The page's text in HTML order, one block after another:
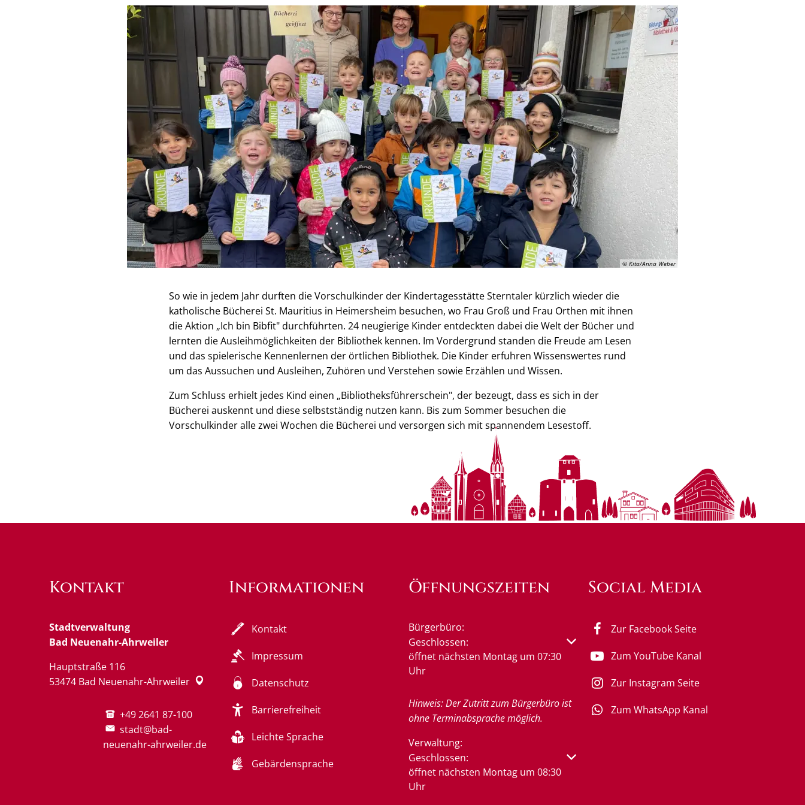
© Kita/Anna Weber
So wie in jedem Jahr durften die Vorschulkinder der Kindertagesstätte Sterntaler kürzlich wieder die
katholische Bücherei St. Mauritius in Heimersheim besuchen, wo Frau Groß und Frau Orthen mit ihnen
die Aktion „Ich bin Bibfit" durchführten. 24 neugierige Kinder entdeckten dabei die Welt der Bücher und
lernten die Ausleihmöglichkeiten der Bibliothek kennen. Im Vordergrund standen die Freude am Lesen
und das spielerische Kennenlernen der örtlichen Bibliothek. Die Kinder erfuhren Wissenswertes rund
um das Aussuchen und Ausleihen, Zuhören und Verstehen sowie Erzählen und Wissen.
Zum Schluss erhielt jedes Kind einen „Bibliotheksführerschein", der bezeugt, dass es sich in der
Bücherei auskennt und diese selbstständig nutzen kann. Bis zum Sommer besuchen die
Vorschulkinder alle zwei Wochen die Bücherei und versorgen sich mit spannendem Lesestoff.
Kontakt
Stadtverwaltung
Bad Neuenahr-Ahrweiler
Hauptstraße 116
53474 Bad Neuenahr-Ahrweiler
+49 2641 87-100
stadt@bad-
neuenahr-ahrweiler.de
Informationen
Kontakt
Impressum
Datenschutz
Barrierefreiheit
Leichte Sprache
Gebärdensprache
Öffnungszeiten
Bürgerbüro:
Klicken, um weitere Öffnungs- oder Schließzeiten auszublenden
Geschlossen:
öffnet nächsten Montag um 07:30
Uhr
Hinweis: Der Zutritt zum Bürgerbüro ist
ohne Terminabsprache möglich.
Verwaltung:
Klicken, um weitere Öffnungs- oder Schließzeiten auszublenden
Geschlossen:
öffnet nächsten Montag um 08:30
Uhr
Social Media
Zur Facebook Seite
Zum YouTube Kanal
Zur Instagram Seite
Zum WhatsApp Kanal